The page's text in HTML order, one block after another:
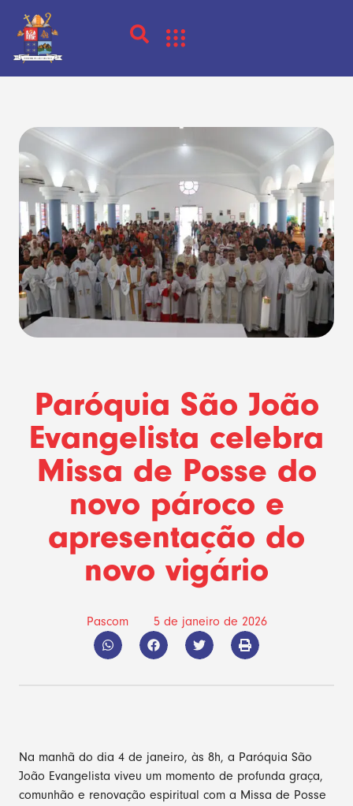
Paróquia São João
Evangelista celebra
Missa de Posse do
novo pároco e
apresentação do
novo vigário
Pascom 5 de janeiro de 2026
Na manhã do dia 4 de janeiro, às 8h, a Paróquia São
João Evangelista viveu um momento de profunda graça,
comunhão e renovação espiritual com a Missa de Posse